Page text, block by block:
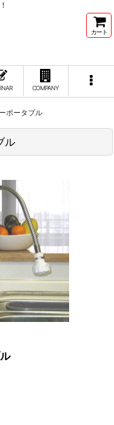
カート
COMPANY
ポータブル
ル